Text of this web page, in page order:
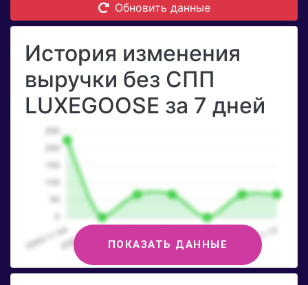
Обновить данные
История изменения
выручки без СПП
LUXEGOOSE за 7 дней
ПОКАЗАТЬ ДАННЫЕ